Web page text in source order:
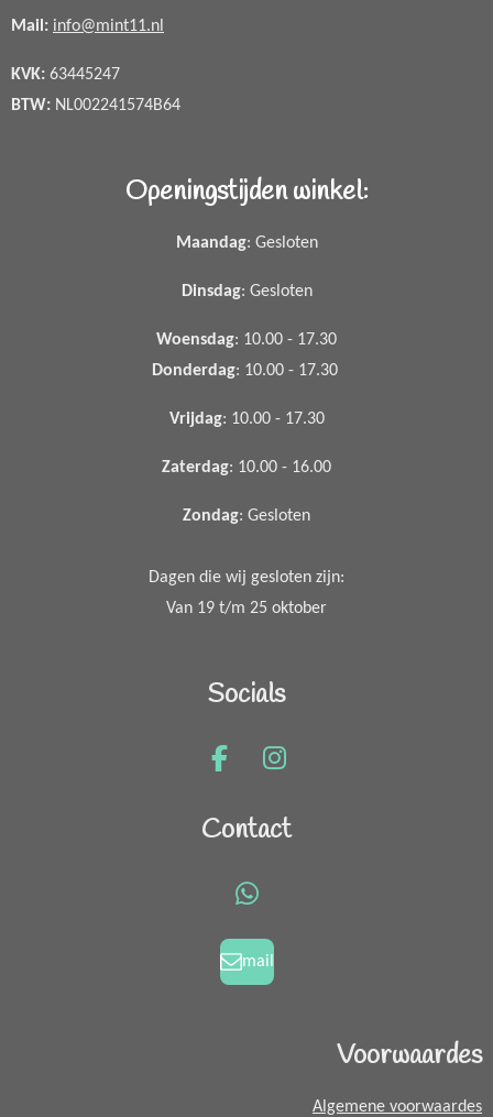
Mail: info@mint11.nl
KVK: 63445247
BTW: NL002241574B64
Openingstijden winkel:
Maandag: Gesloten
Dinsdag: Gesloten
Woensdag: 10.00 - 17.30
Donderdag: 10.00 - 17.30
Vrijdag: 10.00 - 17.30
Zaterdag: 10.00 - 16.00
Zondag: Gesloten
Dagen die wij gesloten zijn:
Van 19 t/m 25 oktober
Socials
F
c
k
I
s
a
m
Contact
W
a
t
mail
Voorwaardes
Algemene voorwaardes